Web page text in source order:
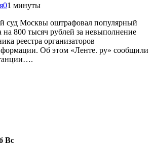
01 минуты
суд Москвы оштрафовал популярный
на 800 тысяч рублей за невыполнение
реестра организаторов
Об этом «Ленте. ру» сообщили
Вс